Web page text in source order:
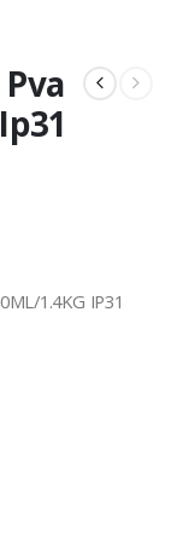
1.4KG IP31